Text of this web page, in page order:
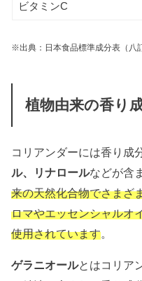
ビタミンC
※出典：日本食品標準成分表（八
植物由来の香り
コリアンダーには香り成
ル、リナロールなどが含
来の天然化合物でさまざ
ロマやエッセンシャルオ
使用されています
ゲラニオールとはコリア